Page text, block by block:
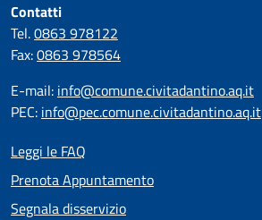
Contatti
Tel.0863 978122
Fax:0863 978564
E-mail: info@comune.civitadantino.aq.it
PEC: info@pec.comune.civitadantino.aq.it
Leggi le FAQ
Prenota Appuntamento
Segnala disservizio